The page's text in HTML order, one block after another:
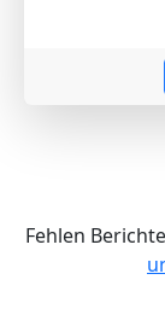
Fehlen